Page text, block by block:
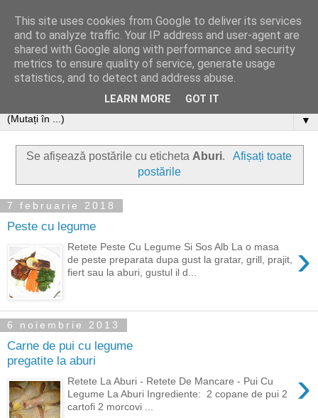
▼
Se afișează postările cu eticheta Aburi.
Afișați toate
postările
7 februarie 2018
Peste cu legume
›
Retete Peste Cu Legume Si Sos Alb La o masa
de peste preparata dupa gust la gratar, grill, prajit,
fiert sau la aburi, gustul il d...
6 noiembrie 2013
Carne de pui cu legume
pregatite la aburi
›
Retete La Aburi - Retete De Mancare - Pui Cu
Legume La Aburi Ingrediente: 2 copane de pui 2
cartofi 2 morcovi ...
This site uses cookies from Google to deliver its services
and to analyze traffic. Your IP address and user-agent are
shared with Google along with performance and security
metrics to ensure quality of service, generate usage
statistics, and to detect and address abuse.
LEARN MORE GOT IT